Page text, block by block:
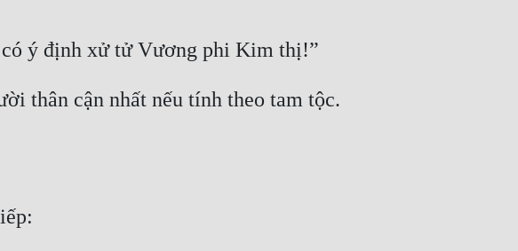
có ý định xử tử Vương phi Kim thị!”
thân cận nhất nếu tính theo tam tộc.